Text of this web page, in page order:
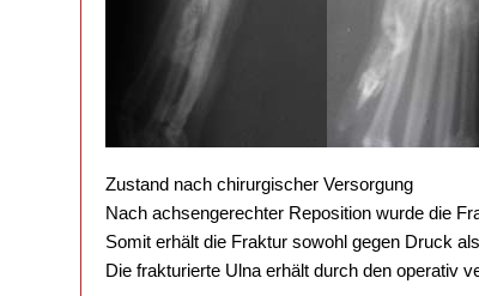
Zustand nach chirurgischer Versorgung
Nach achsengerechter Reposition wurde die
Somit erhält die Fraktur sowohl gegen Druck
Die frakturierte Ulna erhält durch den operativ